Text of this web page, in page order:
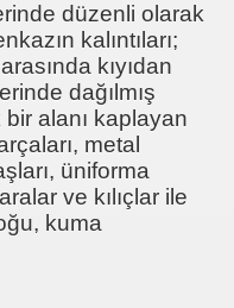
düzenli olarak
kalıntıları;
kıyıdan
dağılmış
alanı kaplayan
metal
üniforma
ve kılıçlar ile
kuma